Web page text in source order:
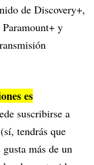
de Discovery+,
y
es
suscribirse a
(sí, tendrás que
más de un